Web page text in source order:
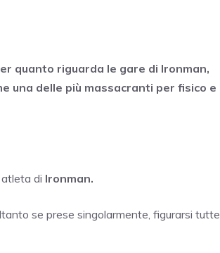
quanto riguarda le gare di Ironman,
una delle più massacranti per fisico e
di Ironman.
se prese singolarmente, figurarsi tutte